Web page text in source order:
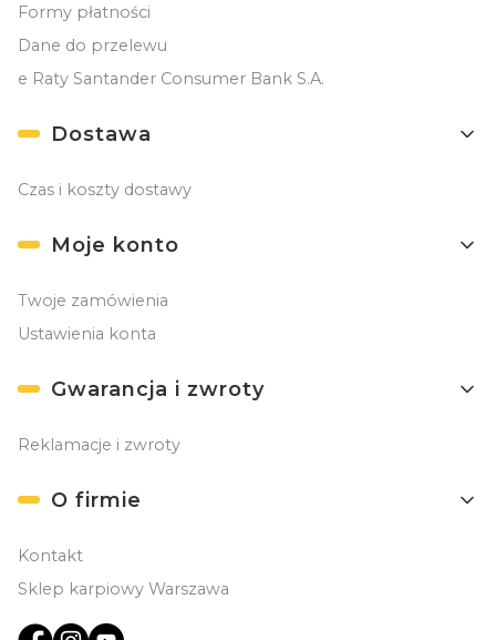
Formy płatności
Dane do przelewu
e Raty Santander Consumer Bank S.A.
Dostawa
Czas i koszty dostawy
Moje konto
Twoje zamówienia
Ustawienia konta
Gwarancja i zwroty
Reklamacje i zwroty
O firmie
Kontakt
Sklep karpiowy Warszawa